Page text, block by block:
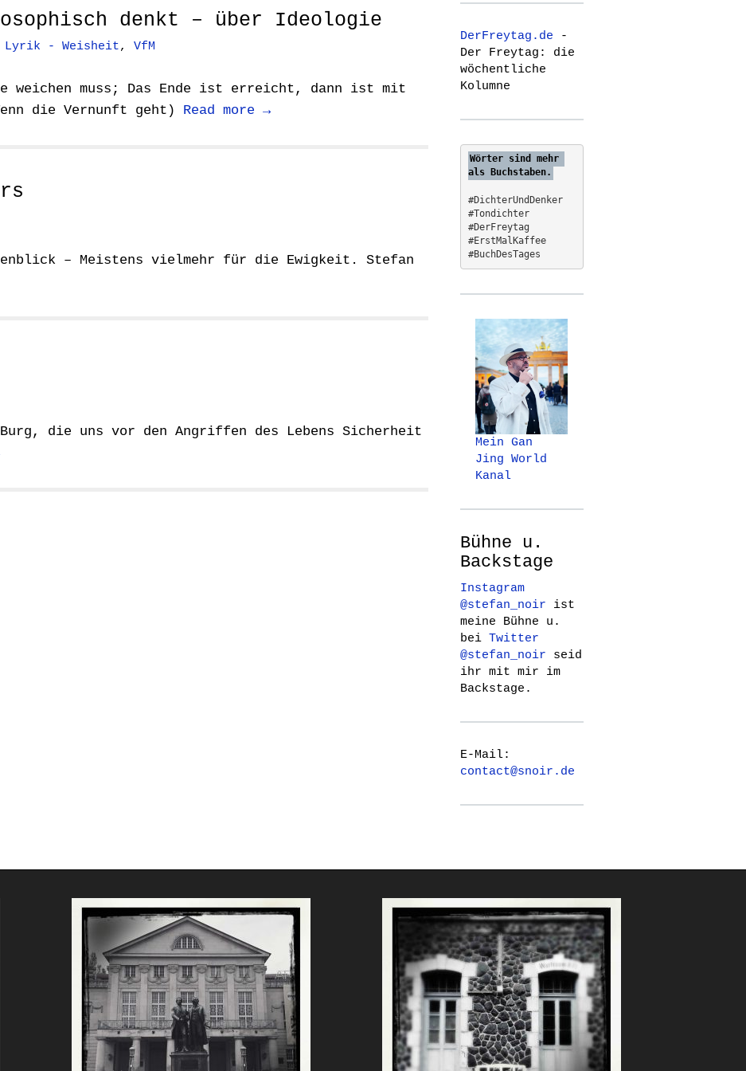
denkt – über Ideologie
Lyrik - Weisheit, VfM
weichen muss; Das Ende ist erreicht, dann ist mit
die Vernunft geht) Read more →
– Meistens vielmehr für die Ewigkeit. Stefan
die uns vor den Angriffen des Lebens Sicherheit
r
h
f
o
r
DerFreytag.de -
Der Freytag: die
wöchentliche
Kolumne
Wörter sind mehr
als Buchstaben.
#DichterUndDenker
#Tondichter
#DerFreytag
#ErstMalKaffee
#BuchDesTages
Mein Gan
Jing World
Kanal
Bühne u.
Backstage
Instagram
@stefan_noir ist
meine Bühne u.
bei Twitter
@stefan_noir seid
ihr mit mir im
Backstage.
E-Mail:
contact@snoir.de